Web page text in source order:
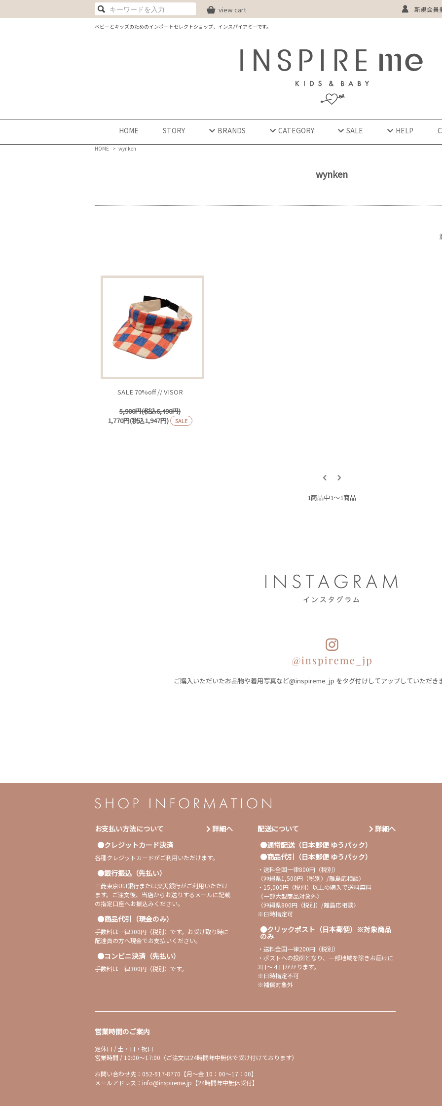
view cart
ベビーとキッズのためのインポートセレクトショップ、インスパイアミーです。
HOME STORY BRANDS CATEGORY SALE HELP
HOME > wynken
wynken
SALE 70%off // VISOR
5,900円(税込6,490円)
1,770円(税込1,947円)
SALE
1商品中1〜1商品
ご購入いただいたお品物や着用写真など@inspireme_jp をタグ付けしてアップしていただき
お支払い方法について
詳細へ
クレジットカード決済
各種クレジットカードがご利用いただけます。
銀行振込（先払い）
三菱東京UFJ銀行または楽天銀行がご利用いただけ
ます。ご注文後、当店からお送りするメールに記載
の指定口座へお振込みください。
商品代引（現金のみ）
手数料は一律300円（税別）です。お受け取り時に
配達員の方へ現金でお支払いください。
コンビニ決済（先払い）
手数料は一律300円（税別）です。
配送について
詳細へ
通常配送（日本郵便 ゆうパック）
商品代引（日本郵便 ゆうパック）
・送料全国一律800円（税別）
〈沖縄県1,500円（税別）/離島応相談〉
・15,000円（税別）以上の購入で送料無料
〈一部大型商品対象外〉
〈沖縄県800円（税別）/離島応相談〉
※日時指定可
クリックポスト（日本郵便）※対象商品
のみ
・送料全国一律200円（税別）
・ポストへの投函となり、一部地域を除きお届けに
3日〜４日かかります。
※日時指定不可
※補償対象外
営業時間のご案内
定休日 / 土・日・祝日
営業時間 / 10:00～17:00（ご注文は24時間年中無休で受け付けております）
お問い合わせ先：052-917-8770【月～金 10：00～17：00】
メールアドレス：info@inspireme.jp【24時間年中無休受付】